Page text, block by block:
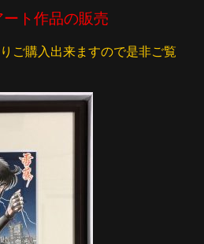
ト作品の販売
ご購入出来ますので是非ご覧